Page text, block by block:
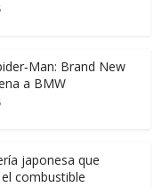
Brand New
a BMW
japonesa que
combustible